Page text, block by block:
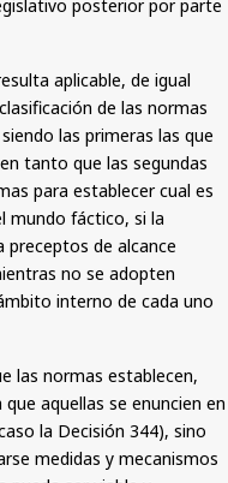
posterior por parte
aplicable, de igual
de las normas
las primeras las que
tanto que las segundas
para establecer cual es
mundo fáctico, si la
de alcance
no se adopten
interno de cada uno
las normas establecen,
aquellas se enuncien en
la Decisión 344), sino
medidas y mecanismos